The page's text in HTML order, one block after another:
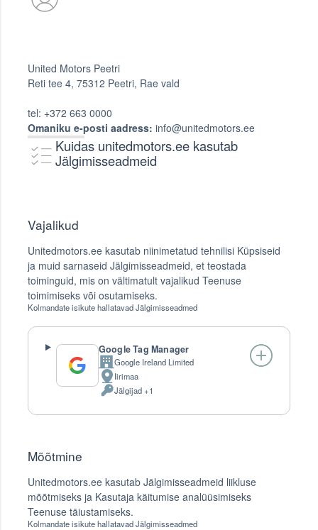
United Motors Peetri
Reti tee 4, 75312 Peetri, Rae vald
tel: +372 663 0000
Omaniku e-posti aadress: info@unitedmotors.ee
Kuidas unitedmotors.ee kasutab
Jälgimisseadmeid
Vajalikud
Unitedmotors.ee kasutab niinimetatud tehnilisi Küpsiseid
ja muid sarnaseid Jälgimisseadmeid, et teostada
toiminguid, mis on vältimatult vajalikud Teenuse
toimimiseks või osutamiseks.
Kolmandate isikute hallatavad Jälgimisseadmed
Google Tag Manager
Company:
Google Ireland Limited
Töötlemise
koht:
Iirimaa
Töödeldud
Jälgijad +1
Mõõtmine
Unitedmotors.ee kasutab Jälgimisseadmeid liikluse
mõõtmiseks ja Kasutaja käitumise analüüsimiseks
Teenuse täiustamiseks.
Kolmandate isikute hallatavad Jälgimisseadmed